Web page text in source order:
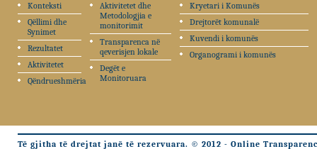
Konteksti
Qëllimi dhe
Synimet
Rezultatet
Aktivitetet
Qëndrueshmëria
Aktivitetet dhe
Metodologjia e
monitorimit
Transparenca në
qeverisjen lokale
Degët e
Monitoruara
Kryetari i Komunës
Drejtorët komunalë
Kuvendi i komunës
Organogrami i komunës
Të gjitha të drejtat janë të rezervuara. © 2012 - Online